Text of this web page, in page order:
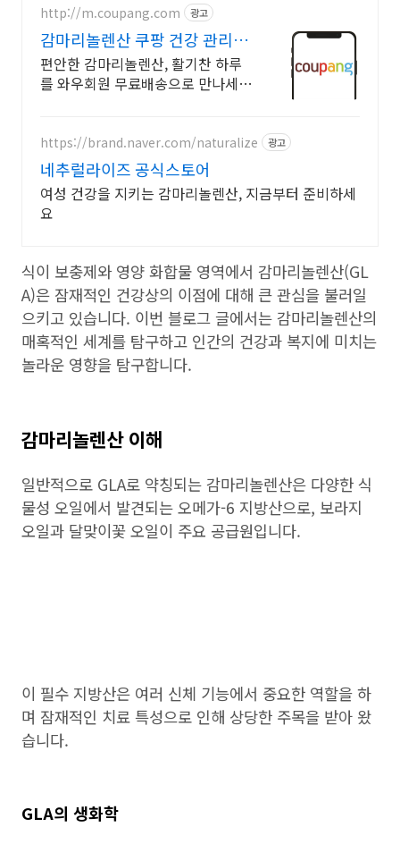
http://m.coupang.com 광고
감마리놀렌산 쿠팡 건강 관리는
로켓배송으로
편안한 감마리놀렌산, 활기찬 하루
를 와우회원 무료배송으로 만나세
세요.
https://brand.naver.com/naturalize 광고
네추럴라이즈 공식스토어
여성 건강을 지키는 감마리놀렌산, 지금부터 준비하세
요
식이 보충제와 영양 화합물 영역에서 감마리놀렌산(GL
A)은 잠재적인 건강상의 이점에 대해 큰 관심을 불러일
으키고 있습니다. 이번 블로그 글에서는 감마리놀렌산의
매혹적인 세계를 탐구하고 인간의 건강과 복지에 미치는
놀라운 영향을 탐구합니다.
감마리놀렌산 이해
일반적으로 GLA로 약칭되는 감마리놀렌산은 다양한 식
물성 오일에서 발견되는 오메가-6 지방산으로, 보라지
오일과 달맞이꽃 오일이 주요 공급원입니다.
이 필수 지방산은 여러 신체 기능에서 중요한 역할을 하
며 잠재적인 치료 특성으로 인해 상당한 주목을 받아 왔
습니다.
GLA의 생화학